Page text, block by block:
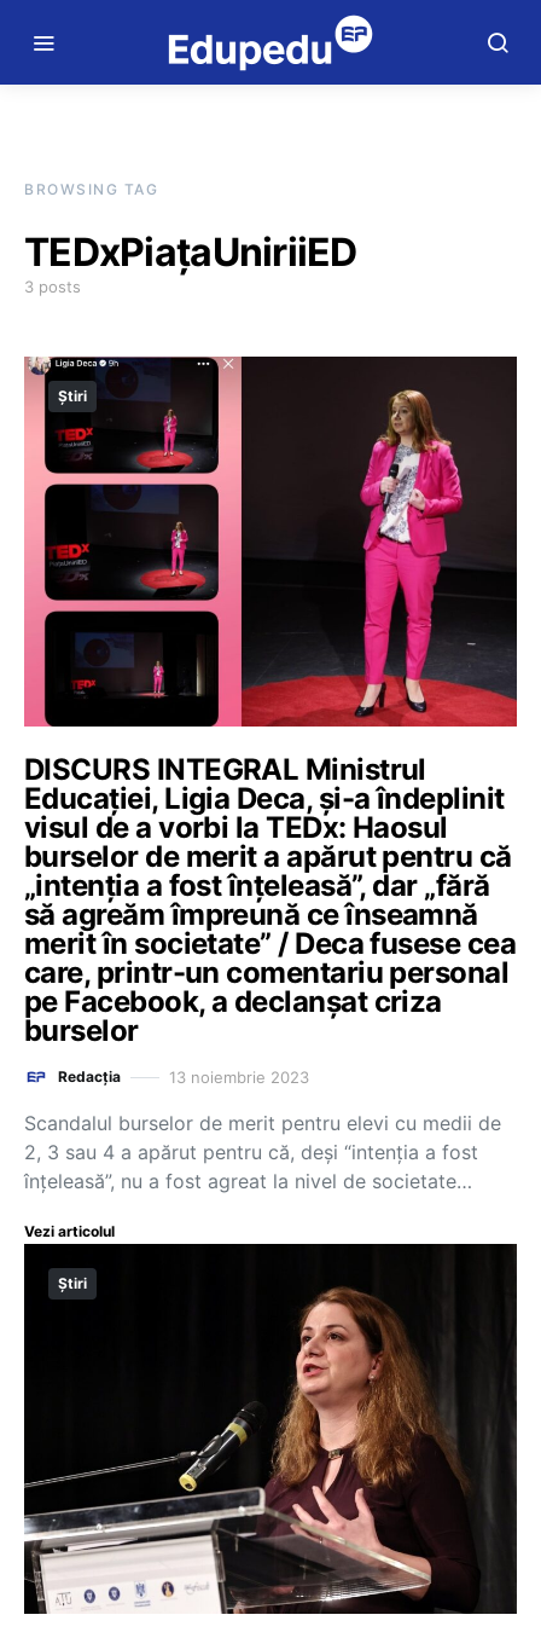
BROWSING TAG
TEDxPiațaUniriiED
3 posts
Știri
DISCURS INTEGRAL Ministrul
Educației, Ligia Deca, și-a îndeplinit
visul de a vorbi la TEDx: Haosul
burselor de merit a apărut pentru că
„intenția a fost înțeleasă”, dar „fără
să agreăm împreună ce înseamnă
merit în societate” / Deca fusese cea
care, printr-un comentariu personal
pe Facebook, a declanșat criza
burselor
Redacția 13 noiembrie 2023
Scandalul burselor de merit pentru elevi cu medii de
2, 3 sau 4 a apărut pentru că, deși “intenția a fost
înțeleasă”, nu a fost agreat la nivel de societate…
Vezi articolul
Știri